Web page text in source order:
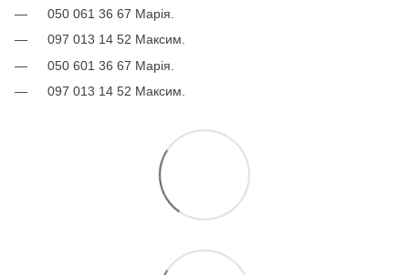
050 061 36 67 Марія.
097 013 14 52 Максим.
050 601 36 67 Марія.
097 013 14 52 Максим.